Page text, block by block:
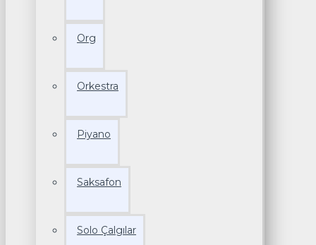
Org
Orkestra
Piyano
Saksafon
Solo Çalgılar